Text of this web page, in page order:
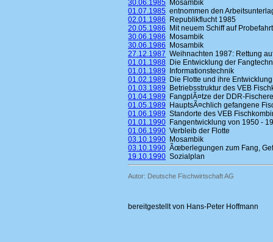
30.06.1985 Mosambik
01.07.1985 entnommen den
02.01.1986 Republikflucht 1985
20.05.1986 Mit neuem Schiff auf Probefahrt
30.06.1986 Mosambik
30.06.1986 Mosambik
27.12.1987 Weihnachten 1987: Rettung
01.01.1988 Die Entwicklung der
01.01.1989 Informationstechnik
01.02.1989 Die Flotte und ihre Entwicklung
01.03.1989 Betriebsstruktur des VEB
01.04.1989 FangplÃ¤tze der DDR-
01.05.1989 HauptsÃ¤chlich gefangene
01.06.1989 Standorte des VEB
01.01.1990 Fangentwicklung von 1950 -
01.06.1990 Verbleib der Flotte
03.10.1990 Mosambik
03.10.1990 Ãœberlegungen zum Fang,
19.10.1990 Sozialplan
Autor: Deutsche Fischwirtschaft AG
bereitgestellt von Hans-Peter Hoffmann